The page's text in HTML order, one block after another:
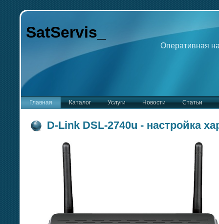
SatServis
Оперативная
Главная Каталог Услуги Новости Статьи
D-Link DSL-2740u - настройка